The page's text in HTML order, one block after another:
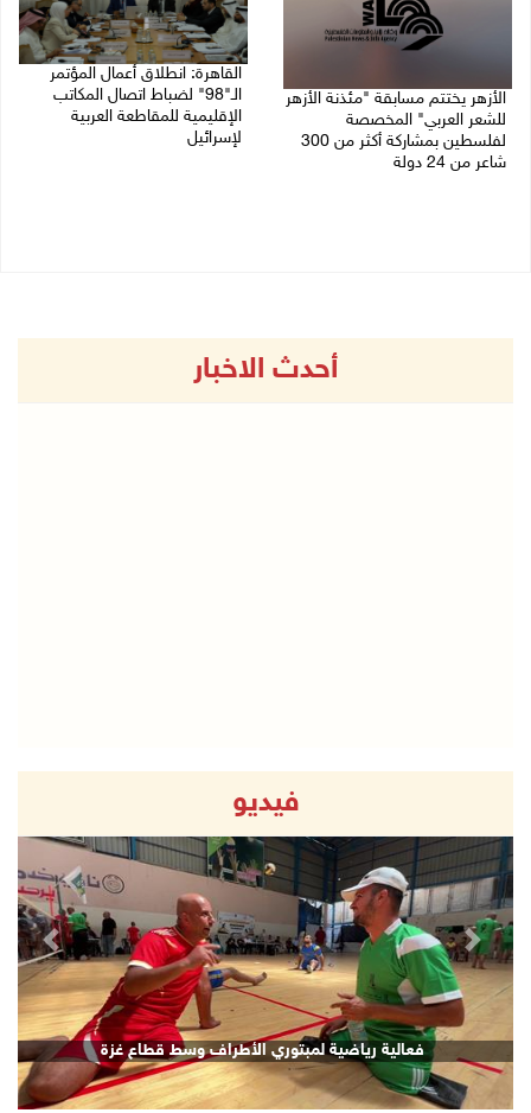
الأزهر يختتم مسابقة "مئذنة الأزهر
للشعر العربي" المخصصة
لفلسطين بمشاركة أكثر من 300
شاعر من 24 دولة
القاهرة: انطلاق أعمال المؤتمر
الـ"98" لضباط اتصال المكاتب
الإقليمية للمقاطعة العربية
لإسرائيل
أحدث الاخبار
فيديو
قصف إسرائيلي يستهدف حي الشجاعية بغزة
Next